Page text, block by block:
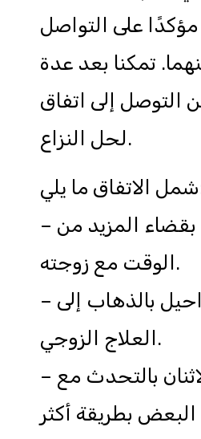
مؤكدًا على التواصل
تمكنا بعد عدة
إلى اتفاق
لحل النزاع.
– أن يبدأ داود بقضاء المزيد من
الوقت مع زوجته.
– أن تبدأ راحيل بالذهاب إلى
العلاج الزوجي.
– أن يبدأ الاثنان بالتحدث مع
بطريقة أكثر